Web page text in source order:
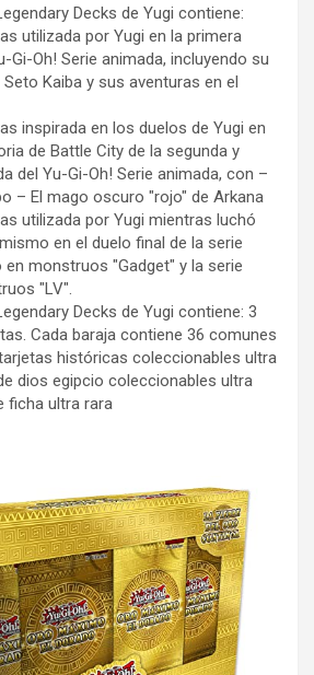
Decks de Yugi contiene:
utilizada por Yugi en la primera
Gi-Oh! Serie animada, incluyendo su
Kaiba y sus aventuras en el
inspirada en los duelos de Yugi en
de Battle City de la segunda y
del Yu-Gi-Oh! Serie animada, con –
– El mago oscuro "rojo" de Arkana
utilizada por Yugi mientras luchó
en el duelo final de la serie
en monstruos "Gadget" y la serie
"LV".
Decks de Yugi contiene: 3
Cada baraja contiene 36 comunes
históricas coleccionables ultra
dios egipcio coleccionables ultra
ficha ultra rara